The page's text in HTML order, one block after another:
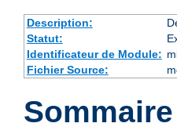
Description:
Statut:
Identificateur de Module:
Fichier Source:
Sommaire